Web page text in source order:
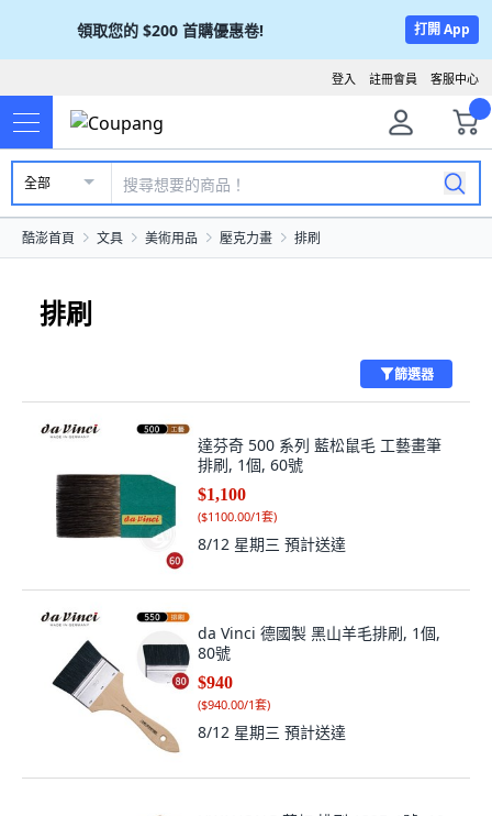
領取您的 $200 首購優惠卷! 打開 App
客服中心
註冊會員
登入
全部
酷澎首頁 文具 美術用品 壓克力畫 排刷
排刷
篩選器
達芬奇 500 系列 藍松鼠毛 工藝畫筆
排刷, 1個, 60號
$1,100
($1100.00/1套)
8/12 星期三 預計送達
da Vinci 德國製 黑山羊毛排刷, 1個,
80號
$940
($940.00/1套)
8/12 星期三 預計送達